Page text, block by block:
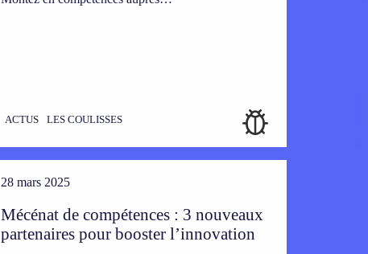
ACTUS LES COULISSES
28 mars 2025
Mécénat de compétences : 3 nouveaux
partenaires pour booster l’innovation